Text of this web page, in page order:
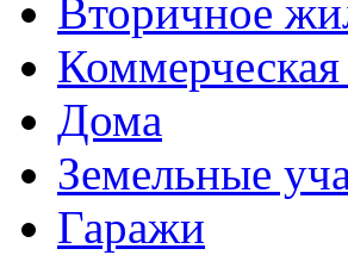
Вторичное
Дома
Земельные
Гаражи